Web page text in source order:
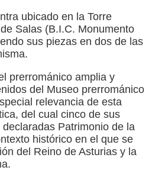
ubicado en la Torre
Salas (B.I.C. Monumento
sus piezas en dos de las
prerrománico amplia y
del Museo prerrománico
relevancia de esta
del cual cinco de sus
Patrimonio de la
histórico en el que se
del Reino de Asturias y la